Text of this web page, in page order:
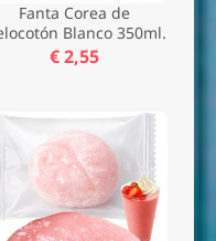
Fanta Corea de
Blanco 350ml.
€ 2,55